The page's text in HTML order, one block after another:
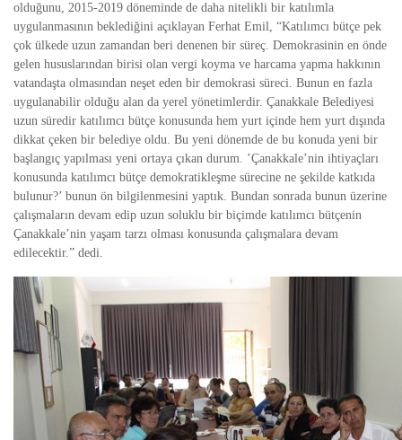
olduğunu, 2015-2019 döneminde de daha nitelikli bir katılımla
uygulanmasının beklediğini açıklayan Ferhat Emil, “Katılımcı bütçe pek
çok ülkede uzun zamandan beri denenen bir süreç. Demokrasinin en önde
gelen hususlarından birisi olan vergi koyma ve harcama yapma hakkının
vatandaşta olmasından neşet eden bir demokrasi süreci. Bunun en fazla
uygulanabilir olduğu alan da yerel yönetimlerdir. Çanakkale Belediyesi
uzun süredir katılımcı bütçe konusunda hem yurt içinde hem yurt dışında
dikkat çeken bir belediye oldu. Bu yeni dönemde de bu konuda yeni bir
başlangıç yapılması yeni ortaya çıkan durum. ’Çanakkale’nin ihtiyaçları
konusunda katılımcı bütçe demokratikleşme sürecine ne şekilde katkıda
bulunur?’ bunun ön bilgilenmesini yaptık. Bundan sonrada bunun üzerine
çalışmaların devam edip uzun soluklu bir biçimde katılımcı bütçenin
Çanakkale’nin yaşam tarzı olması konusunda çalışmalara devam
edilecektir.” dedi.